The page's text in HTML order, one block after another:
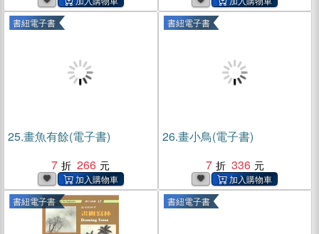
書紐電子書
25.畫魚有餘(電子書)
7
266
書紐電子書
26.畫小鳥(電子書)
7
336
書紐電子書 書紐電子書